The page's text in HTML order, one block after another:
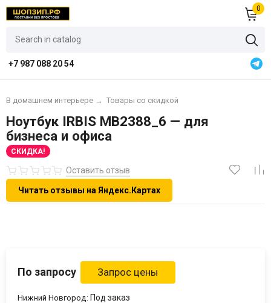
0
+7 987 088 20 54
В домашнем интерьере → Товары со скидкой
Ноутбук IRBIS MB2388_6 — для
бизнеса и офиса
СКИДКА!
Оставить отзыв
Читать отзывы на Яндекс.Картах
По запросу
Нижний Новгород: Под заказ